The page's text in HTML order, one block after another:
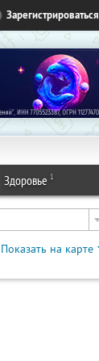
Зарегистрироваться
Здоровье 1
Показать на карте